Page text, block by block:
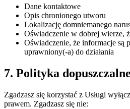
Dane kontaktowe
Opis chronionego utworu
Lokalizację domniemanego
Oświadczenie w dobrej wierze,
Oświadczenie, że informacje są
uprawniony(-a) do działania
7. Polityka
Zgadzasz się korzystać z Usługi
prawem. Zgadzasz się nie: